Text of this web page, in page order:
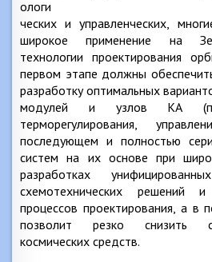
ологи
ческих и управленческих,
широкое применение на
технологии проектирования
первом этапе должны
разработку оптимальных
модулей и узлов КА
терморегулирования,
последующем и полностью
систем на их основе при
разработках
схемотехнических решений
процессов проектирования, а в
позволит резко снизить
космических средств.